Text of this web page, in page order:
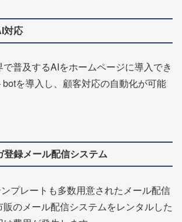
対応
普及するAIをホームページに導入でき
botを導入し、顧客対応の自動化が可能
登録メール配信システム
プレートも多数用意されたメール配信
販のメール配信システムをレンタルした